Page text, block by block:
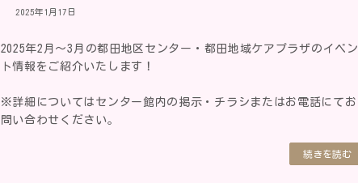
2025年1月17日
2025年2月～3月の都田地区センター・都田地域ケアプラザのイベン
ト情報をご紹介いたします！
※詳細についてはセンター館内の掲示・チラシまたはお電話にてお
問い合わせください。
続きを読む